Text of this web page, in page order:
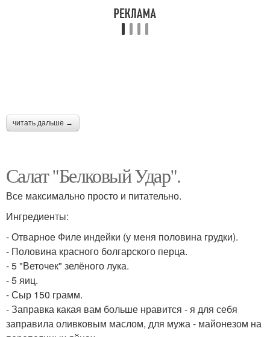
читать дальше →
Салат "Белковый Удар".
Все максимально просто и питательно.
Ингредиенты:
- Отварное Филе индейки (у меня половина грудки).
- Половина красного болгарского перца.
- 5 "Веточек" зелёного лука.
- 5 яиц.
- Сыр 150 грамм.
- Заправка какая вам больше нравится - я для себя
заправила оливковым маслом, для мужа - майонезом на